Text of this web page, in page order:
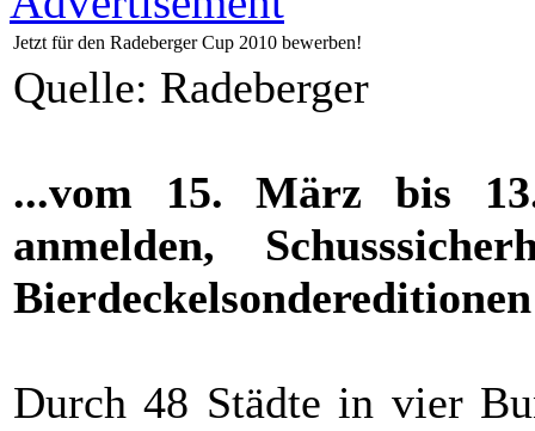
Jetzt für den Radeberger Cup 2010 bewerben!
Quelle: Radeberger
...vom 15. März bis
anmelden,
Durch 48 Städte in vier